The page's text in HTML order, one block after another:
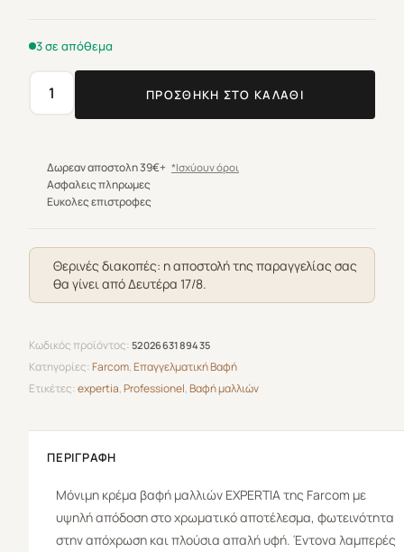
3 σε απόθεμα
Βαφή
μαλλιών
Expertia
Professionel
5.3
Ανοιχτό
Χρυσό
100ml
ποσότητα
ΠΡΟΣΘΉΚΗ ΣΤΟ ΚΑΛΆΘΙ
Δωρεαν αποστολη 39€+ *Ισχύουν όροι
Ασφαλεις πληρωμες
Ευκολες επιστροφες
Θερινές διακοπές: η αποστολή της παραγγελίας σας
θα γίνει από Δευτέρα 17/8.
Κωδικός προϊόντος: 5202663189435
Κατηγορίες:Farcom,Επαγγελματική Βαφή
Ετικέτες:expertia,Professionel,Βαφή μαλλιών
ΠΕΡΙΓΡΑΦΉ
Μόνιμη κρέμα βαφή μαλλιών EXPERTIA της Farcom με
υψηλή απόδοση στο χρωματικό αποτέλεσμα, φωτεινότητα
στην απόχρωση και πλούσια απαλή υφή. Έντονα λαμπερές